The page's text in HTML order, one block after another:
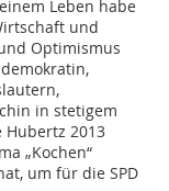
Leben habe
und
Optimismus
in stetigem
2013
„Kochen“
um für die SPD